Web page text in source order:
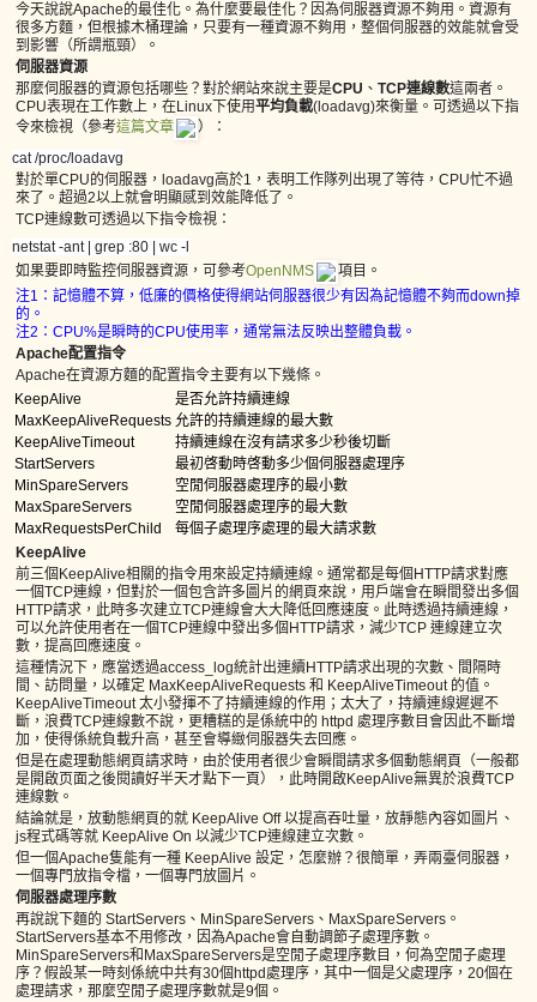
今天說說Apache的最佳化。為什麼要最佳化？因為伺服器資源不夠用。資源有
很多方麵，但根據木桶理論，只要有一種資源不夠用，整個伺服器的效能就會受
到影響（所謂瓶頸）。
伺服器資源
那麼伺服器的資源包括哪些？對於網站來說主要是CPU 、 TCP連線數這兩者。
CPU表現在工作數上，在Linux下使用平均負載(loadavg)來衡量。可透過以下指
令來檢視（參考這篇文章
）：
cat /proc/loadavg
對於單CPU的伺服器，loadavg高於1，表明工作隊列出現了等待，CPU忙不過
來了。超過2以上就會明顯感到效能降低了。
TCP連線數可透過以下指令檢視：
netstat -ant | grep :80 | wc -l
如果要即時監控伺服器資源，可參考OpenNMS
項目。
注1：記憶體不算，低廉的價格使得網站伺服器很少有因為記憶體不夠而down掉
的。
注2：CPU%是瞬時的CPU使用率，通常無法反映出整體負載。
Apache配置指令
Apache在資源方麵的配置指令主要有以下幾條。
KeepAlive
是否允許持續連線
MaxKeepAliveRequests 允許的持續連線的最大數
KeepAliveTimeout
持續連線在沒有請求多少秒後切斷
StartServers
最初啓動時啓動多少個伺服器處理序
MinSpareServers
空閒伺服器處理序的最小數
MaxSpareServers
空閒伺服器處理序的最大數
MaxRequestsPerChild
每個子處理序處理的最大請求數
KeepAlive
前三個KeepAlive相關的指令用來設定持續連線。通常都是每個HTTP請求對應
一個TCP連線，但對於一個包含許多圖片的網頁來說，用戶端會在瞬間發出多個
HTTP請求，此時多次建立TCP連線會大大降低回應速度。此時透過持續連線，
可以允許使用者在一個TCP連線中發出多個HTTP請求，減少TCP 連線建立次
數，提高回應速度。
這種情況下，應當透過access_log統計出連續HTTP請求出現的次數、間隔時
間、訪問量，以確定 MaxKeepAliveRequests 和 KeepAliveTimeout 的值。
KeepAliveTimeout 太小發揮不了持續連線的作用；太大了，持續連線遲遲不
斷，浪費TCP連線數不說，更糟糕的是係統中的 httpd 處理序數目會因此不斷增
加，使得係統負載升高，甚至會導緻伺服器失去回應。
但是在處理動態網頁請求時，由於使用者很少會瞬間請求多個動態網頁（一般都
是開啟页面之後閱讀好半天才點下一頁），此時開啟KeepAlive無異於浪費TCP
連線數。
結論就是，放動態網頁的就 KeepAlive Off 以提高吞吐量，放靜態內容如圖片、
js程式碼等就 KeepAlive On 以減少TCP連線建立次數。
但一個Apache隻能有一種 KeepAlive 設定，怎麼辦？很簡單，弄兩臺伺服器，
一個專門放指令檔，一個專門放圖片。
伺服器處理序數
再說說下麵的 StartServers、MinSpareServers、MaxSpareServers。
StartServers基本不用修改，因為Apache會自動調節子處理序數。
MinSpareServers和MaxSpareServers是空閒子處理序數目，何為空閒子處理
序？假設某一時刻係統中共有30個httpd處理序，其中一個是父處理序，20個在
處理請求，那麼空閒子處理序數就是9個。